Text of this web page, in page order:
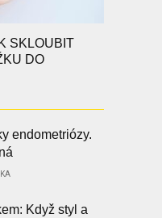
SKLOUBIT
DO
endometriózy.
Když styl a